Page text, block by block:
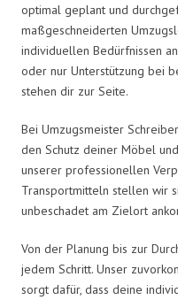
optimal geplant und
maßgeschneiderten
individuellen Bedürfnissen
oder nur Unterstützung bei
stehen dir zur Seite.
Bei Umzugsmeister
den Schutz deiner Möbel
unserer professionellen
Transportmitteln stellen wir
unbeschadet am Zielort
Von der Planung bis zur
jedem Schritt. Unser
sorgt dafür, dass deine